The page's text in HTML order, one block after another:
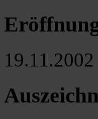
19.11.2002